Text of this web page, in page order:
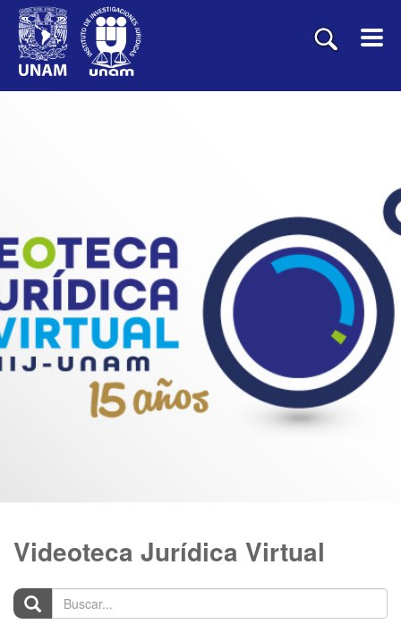
Videoteca Jurídica Virtual
Buscar...